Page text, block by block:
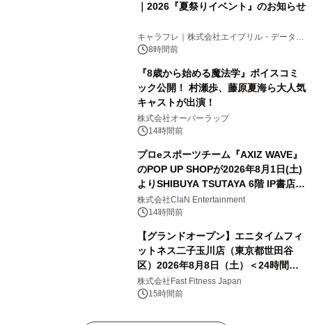
｜2026『夏祭りイベント』のお知らせ
キャラフレ｜株式会社エイプリル・データ・
デザインズ
8時間前
『8歳から始める魔法学』ボイスコミ
ック公開！ 村瀬歩、藤原夏海ら大人気
キャストが出演！
株式会社オーバーラップ
14時間前
プロeスポーツチーム『AXIZ WAVE』
のPOP UP SHOPが2026年8月1日(土)
よりSHIBUYA TSUTAYA 6階 IP書店で
開催決定！！
株式会社ClaN Entertainment
14時間前
【グランドオープン】エニタイムフィ
ットネス二子玉川店（東京都世田谷
区）2026年8月8日（土）＜24時間年
中無休のフィットネスジム＞
株式会社Fast Fitness Japan
15時間前